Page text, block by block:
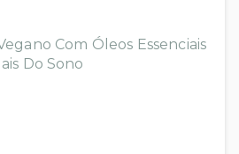
Com Óleos Essenciais
Do Sono